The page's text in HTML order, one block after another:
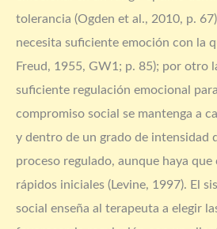
tolerancia (Ogden et al., 2010, p.
necesita suficiente emoción con la
Freud, 1955, GW1; p. 85); por otro
suficiente regulación emocional
compromiso social se mantenga a
y dentro de un grado de intensidad
proceso regulado, aunque haya que
rápidos iniciales (Levine, 1997). El
social enseña al terapeuta a elegir